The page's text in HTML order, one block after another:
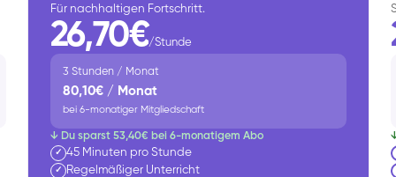
Für nachhaltigen Fortschritt.
26,70€/Stunde
3 Stunden / Monat
80,10€ / Monat
bei 6-monatiger Mitgliedschaft
↓ Du sparst 53,40€ bei 6-monatigem Abo
✓ 45 Minuten pro Stunde
✓ Regelmäßiger Unterricht